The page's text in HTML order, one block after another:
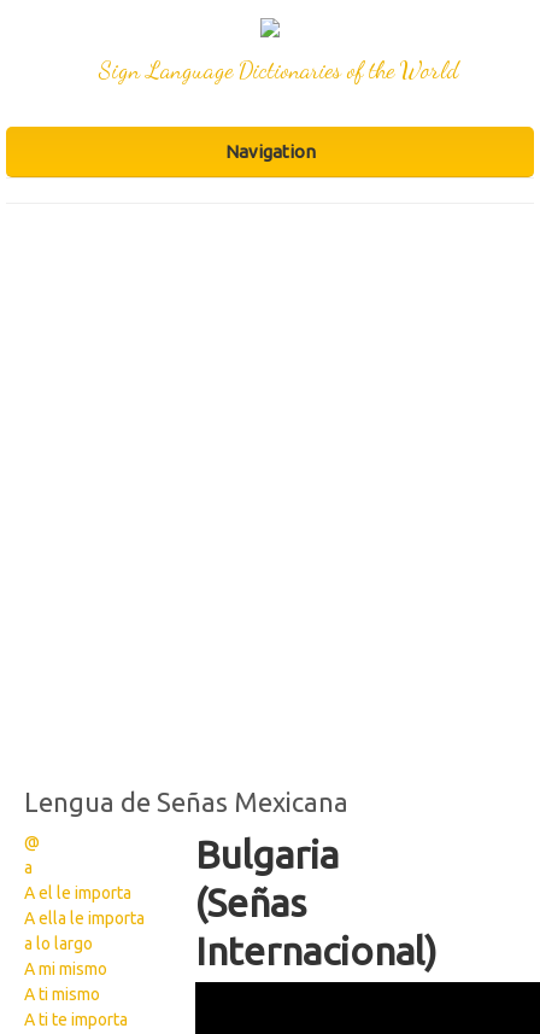
Sign Language Dictionaries of the World
Navigation
Lengua de Señas Mexicana
@
a
A el le importa
A ella le importa
a lo largo
A mi mismo
A ti mismo
A ti te importa
Bulgaria
(Señas
Internacional)